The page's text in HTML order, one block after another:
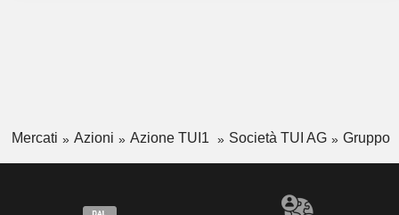
Mercati Azioni Azione TUI1 Società TUI AG Gruppo